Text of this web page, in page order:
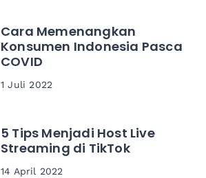
Cara Memenangkan
Konsumen Indonesia Pasca
COVID
1 Juli 2022
5 Tips Menjadi Host Live
Streaming di TikTok
14 April 2022